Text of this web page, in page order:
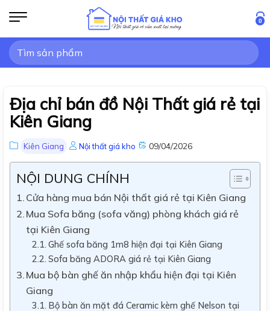
qua
nội
dung
0
Tìm
kiếm:
Địa chỉ bán đồ Nội Thất giá rẻ tại
Kiên Giang
Kiên Giang Nội thất giá kho 09/04/2026
NỘI DUNG CHÍNH
Cửa hàng mua bán Nội thất giá rẻ tại Kiên Giang
Mua Sofa băng (sofa văng) phòng khách giá rẻ
tại Kiên Giang
Ghế sofa băng 1m8 hiện đại tại Kiên Giang
Sofa băng ADORA giá rẻ tại Kiên Giang
Mua bộ bàn ghế ăn nhập khẩu hiện đại tại Kiên
Giang
Bộ bàn ăn mặt đá Ceramic kèm ghế Nelson tại